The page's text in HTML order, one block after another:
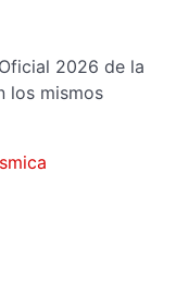
2026 de la
los mismos